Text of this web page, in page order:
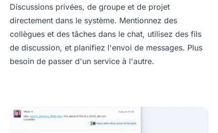
Discussions privées, de groupe et de projet
directement dans le système. Mentionnez des
collègues et des tâches dans le chat, utilisez des fils
de discussion, et planifiez l'envoi de messages. Plus
besoin de passer d'un service à l'autre.